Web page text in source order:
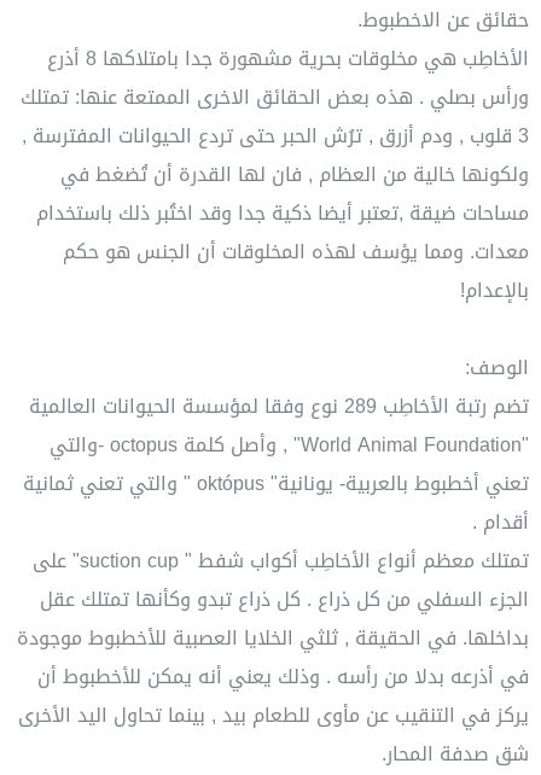
حقائق عن الاخطبوط.
الأخاطِب هي مخلوقات بحرية مشهورة جدا بامتلاكها 8 أذرع
ورأس بصلي . هذه بعض الحقائق الاخرى الممتعة عنها: تمتلك
3 قلوب , ودم أزرق , ترُش الحبر حتى تردع الحيوانات المفترسة ,
ولكونها خالية من العظام , فان لها القدرة أن تُضغط في
مساحات ضيقة ,تعتبر أيضا ذكية جدا وقد اختُبر ذلك باستخدام
معدات. ومما يؤسف لهذه المخلوقات أن الجنس هو حكم
بالإعدام!
الوصف:
تضم رتبة الأخاطِب 289 نوع وفقا لمؤسسة الحيوانات العالمية
"World Animal Foundation" , وأصل كلمة octopus -والتي
تعني أخطبوط بالعربية- يونانية" októpus " والتي تعني ثمانية
أقدام .
تمتلك معظم أنواع الأخاطِب أكواب شفط " suction cup" على
الجزء السفلي من كل ذراع . كل ذراع تبدو وكأنها تمتلك عقل
بداخلها. في الحقيقة , ثلثي الخلايا العصبية للأخطبوط موجودة
في أذرعه بدلا من رأسه . وذلك يعني أنه يمكن للأخطبوط أن
يركز في التنقيب عن مأوى للطعام بيد , بينما تحاول اليد الأخرى
شق صدفة المحار.